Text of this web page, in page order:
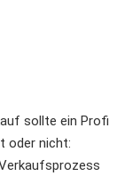
sollte ein Profi
oder nicht: